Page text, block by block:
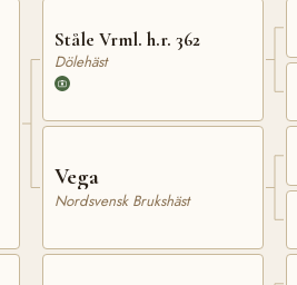
Ståle Vrml. h.r. 362
Dölehäst
Vega
Nordsvensk Brukshäst